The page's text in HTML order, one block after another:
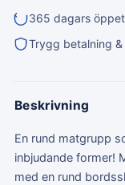
365 dagars
Trygg betalning
Beskrivning
En rund matgrupp
inbjudande former!
med en rund